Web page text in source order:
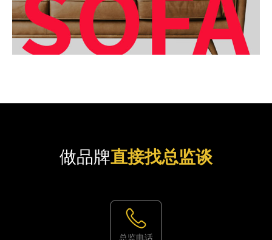
做品牌直接找总监谈
总监电话